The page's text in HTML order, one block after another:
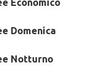
Economico
Domenica
Notturno